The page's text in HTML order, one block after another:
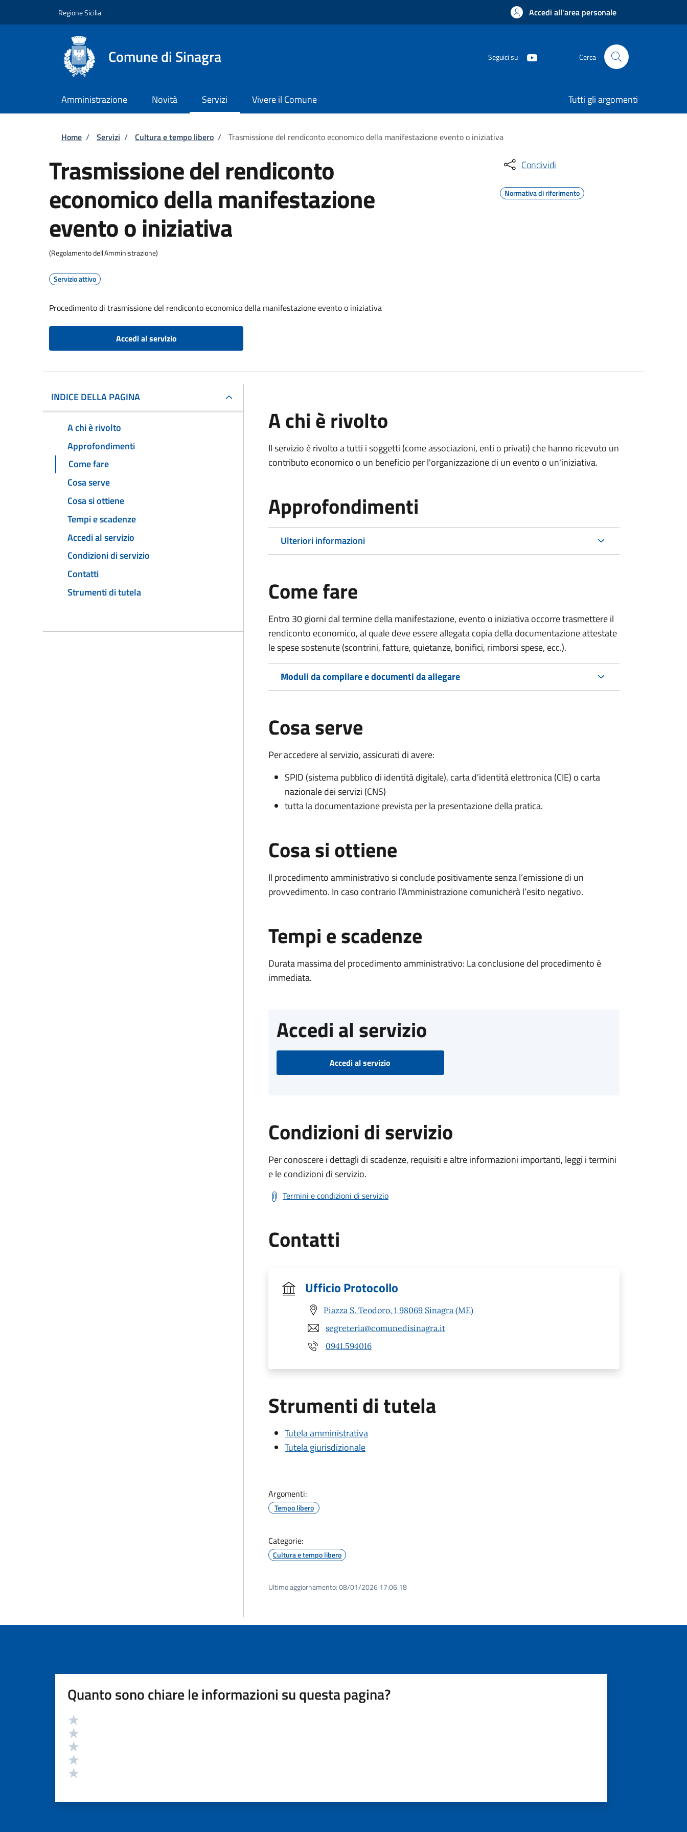
Regione Sicilia Accedi all'area personale
Comune di Sinagra Seguici su Cerca
Amministrazione Novità Servizi Vivere il Comune Tutti gli argomenti
Briciole di pane
Home / Servizi / Cultura e tempo libero / Trasmissione del rendiconto economico della manifestazione evento o iniziativa
Trasmissione del rendiconto
economico della manifestazione
evento o iniziativa
(Regolamento dell'Amministrazione)
Servizio attivo
Procedimento di trasmissione del rendiconto economico della manifestazione evento o iniziativa
Accedi al servizio
Condividi
Normativa di riferimento
INDICE DELLA PAGINA
A chi è rivolto
Approfondimenti
Come fare
Cosa serve
Cosa si ottiene
Tempi e scadenze
Accedi al servizio
Condizioni di servizio
Contatti
Strumenti di tutela
A chi è rivolto
Il servizio è rivolto a tutti i soggetti (come associazioni, enti o privati) che hanno ricevuto un
contributo economico o un beneficio per l'organizzazione di un evento o un'iniziativa.
Approfondimenti
Ulteriori informazioni
Come fare
Entro 30 giorni dal termine della manifestazione, evento o iniziativa occorre trasmettere il
rendiconto economico, al quale deve essere allegata copia della documentazione attestate
le spese sostenute (scontrini, fatture, quietanze, bonifici, rimborsi spese, ecc.).
Moduli da compilare e documenti da allegare
Cosa serve
Per accedere al servizio, assicurati di avere:
SPID (sistema pubblico di identità digitale), carta d’identità elettronica (CIE) o carta
nazionale dei servizi (CNS)
tutta la documentazione prevista per la presentazione della pratica.
Cosa si ottiene
Il procedimento amministrativo si conclude positivamente senza l’emissione di un
provvedimento. In caso contrario l’Amministrazione comunicherà l’esito negativo.
Tempi e scadenze
Durata massima del procedimento amministrativo: La conclusione del procedimento è
immediata.
Accedi al servizio
Accedi al servizio
Condizioni di servizio
Per conoscere i dettagli di scadenze, requisiti e altre informazioni importanti, leggi i termini
e le condizioni di servizio.
Termini e condizioni di servizio
Contatti
Ufficio Protocollo
Piazza S. Teodoro, 1 98069 Sinagra (ME)
segreteria@comunedisinagra.it
0941.594016
Strumenti di tutela
Tutela amministrativa
Tutela giurisdizionale
Argomenti:
Tempo libero
Categorie:
Cultura e tempo libero
Ultimo aggiornamento:08/01/2026 17:06.18
Quanto sono chiare le informazioni su questa pagina?
Valutazione